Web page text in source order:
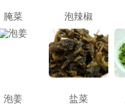
腌菜 泡辣椒
泡姜 盐菜